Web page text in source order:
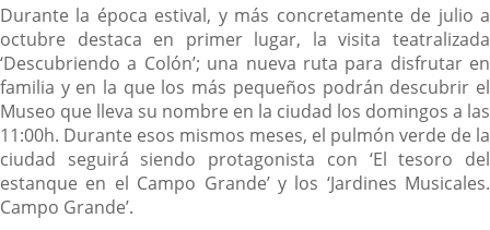
Durante la época estival, y más concretamente de julio a
octubre destaca en primer lugar, la visita teatralizada
‘Descubriendo a Colón’; una nueva ruta para disfrutar en
familia y en la que los más pequeños podrán descubrir el
Museo que lleva su nombre en la ciudad los domingos a las
11:00h. Durante esos mismos meses, el pulmón verde de la
ciudad seguirá siendo protagonista con ‘El tesoro del
estanque en el Campo Grande’ y los ‘Jardines Musicales.
Campo Grande’.